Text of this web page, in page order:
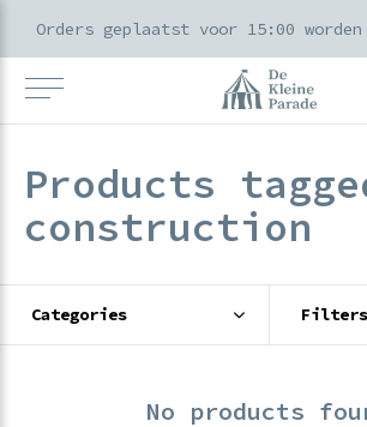
Products
construction
Categories Filters
No products